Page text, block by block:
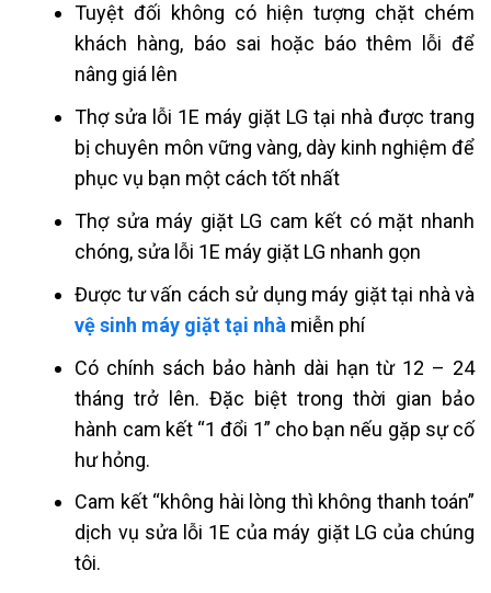
Tuyệt đối không có hiện tượng chặt chém
khách hàng, báo sai hoặc báo thêm lỗi để
nâng giá lên
Thợ sửa lỗi 1E máy giặt LG tại nhà được trang
bị chuyên môn vững vàng, dày kinh nghiệm để
phục vụ bạn một cách tốt nhất
Thợ sửa máy giặt LG cam kết có mặt nhanh
chóng, sửa lỗi 1E máy giặt LG nhanh gọn
Được tư vấn cách sử dụng máy giặt tại nhà và
vệ sinh máy giặt tại nhà miễn phí
Có chính sách bảo hành dài hạn từ 12 – 24
tháng trở lên. Đặc biệt trong thời gian bảo
hành cam kết “1 đổi 1” cho bạn nếu gặp sự cố
hư hỏng.
Cam kết “không hài lòng thì không thanh toán”
dịch vụ sửa lỗi 1E của máy giặt LG của chúng
tôi.